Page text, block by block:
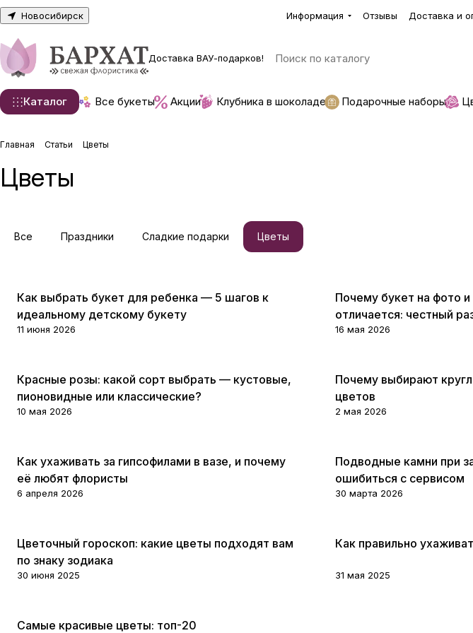
Новосибирск Информация Отзывы Доставка и
Доставка ВАУ-подарков!
Каталог Все букеты Акции Клубника в шоколаде Подарочные наборы
Главная Статьи Цветы
Цветы
Все Праздники Сладкие подарки Цветы
Цветы
11 июня 2026
Как выбрать букет для ребенка — 5 шагов к
идеальному детскому букету
Цветы
16 мая 2026
Почему букет на фото и
отличается: честный
Цветы
10 мая 2026
Красные розы: какой сорт выбрать — кустовые,
пионовидные или классические?
Цветы
2 мая 2026
Почему выбирают
цветов
Цветы
6 апреля 2026
Как ухаживать за гипсофилами в вазе, и почему
её любят флористы
Цветы
30 марта 2026
Подводные камни при
ошибиться с сервисом
Цветы
30 июня 2025
Цветочный гороскоп: какие цветы подходят вам
по знаку зодиака
Цветы
31 мая 2025
Как правильно
Цветы
Самые красивые цветы: топ-20